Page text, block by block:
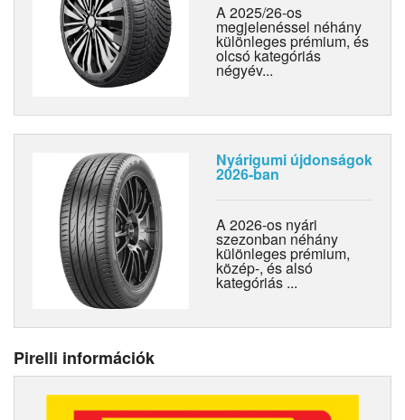
A 2025/26-os
megjelenéssel néhány
különleges prémium, és
olcsó kategóriás
négyév...
Nyárigumi újdonságok
2026-ban
A 2026-os nyári
szezonban néhány
különleges prémium,
közép-, és alsó
kategóriás ...
Pirelli információk